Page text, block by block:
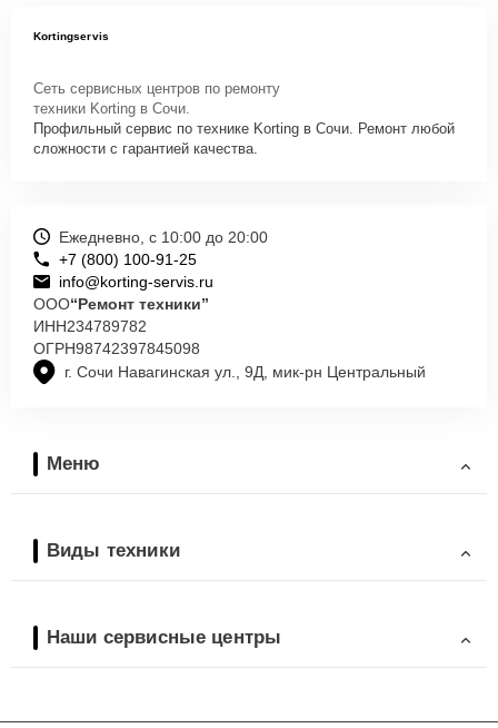
Kortingservis
Сеть сервисных центров по ремонту
техники Korting в Сочи.
Профильный сервис по технике Korting в Сочи. Ремонт любой
сложности с гарантией качества.
г. Сочи Навагинская ул., 9Д, мик-рн Центральный
Ежедневно, с 10:00 до 20:00
+7 (800) 100-91-25
info@korting-servis.ru
ООО“Ремонт техники”
ИНН234789782
ОГРН98742397845098
Меню
Виды техники
Наши сервисные центры